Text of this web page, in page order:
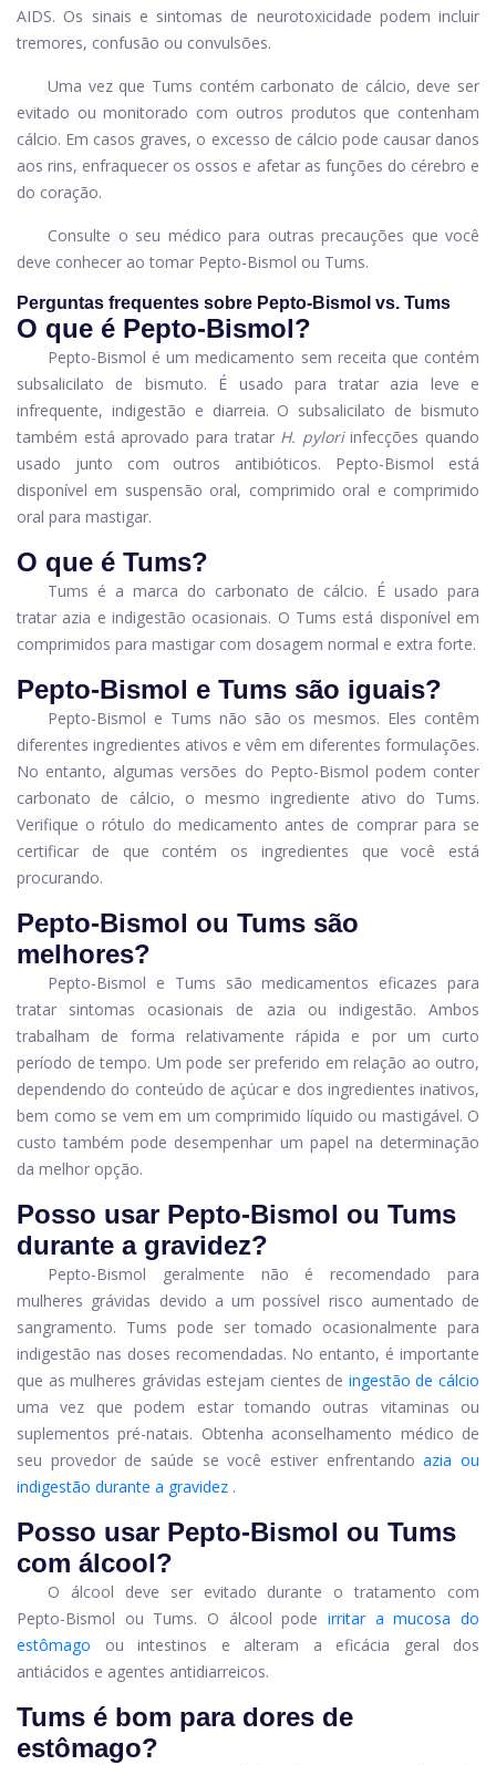
AIDS. Os sinais e sintomas de neurotoxicidade podem incluir
tremores, confusão ou convulsões.
Uma vez que Tums contém carbonato de cálcio, deve ser
evitado ou monitorado com outros produtos que contenham
cálcio. Em casos graves, o excesso de cálcio pode causar danos
aos rins, enfraquecer os ossos e afetar as funções do cérebro e
do coração.
Consulte o seu médico para outras precauções que você
deve conhecer ao tomar Pepto-Bismol ou Tums.
Perguntas frequentes sobre Pepto-Bismol vs. Tums
O que é Pepto-Bismol?
Pepto-Bismol é um medicamento sem receita que contém
subsalicilato de bismuto. É usado para tratar azia leve e
infrequente, indigestão e diarreia. O subsalicilato de bismuto
também está aprovado para tratar H. pyloriinfecções quando
usado junto com outros antibióticos. Pepto-Bismol está
disponível em suspensão oral, comprimido oral e comprimido
oral para mastigar.
O que é Tums?
Tums é a marca do carbonato de cálcio. É usado para
tratar azia e indigestão ocasionais. O Tums está disponível em
comprimidos para mastigar com dosagem normal e extra forte.
Pepto-Bismol e Tums são iguais?
Pepto-Bismol e Tums não são os mesmos. Eles contêm
diferentes ingredientes ativos e vêm em diferentes formulações.
No entanto, algumas versões do Pepto-Bismol podem conter
carbonato de cálcio, o mesmo ingrediente ativo do Tums.
Verifique o rótulo do medicamento antes de comprar para se
certificar de que contém os ingredientes que você está
procurando.
Pepto-Bismol ou Tums são
melhores?
Pepto-Bismol e Tums são medicamentos eficazes para
tratar sintomas ocasionais de azia ou indigestão. Ambos
trabalham de forma relativamente rápida e por um curto
período de tempo. Um pode ser preferido em relação ao outro,
dependendo do conteúdo de açúcar e dos ingredientes inativos,
bem como se vem em um comprimido líquido ou mastigável. O
custo também pode desempenhar um papel na determinação
da melhor opção.
Posso usar Pepto-Bismol ou Tums
durante a gravidez?
Pepto-Bismol geralmente não é recomendado para
mulheres grávidas devido a um possível risco aumentado de
sangramento. Tums pode ser tomado ocasionalmente para
indigestão nas doses recomendadas. No entanto, é importante
que as mulheres grávidas estejam cientes de ingestão de cálcio
uma vez que podem estar tomando outras vitaminas ou
suplementos pré-natais. Obtenha aconselhamento médico de
seu provedor de saúde se você estiver enfrentandoazia ou
indigestão durante a gravidez .
Posso usar Pepto-Bismol ou Tums
com álcool?
O álcool deve ser evitado durante o tratamento com
Pepto-Bismol ou Tums. O álcool pode irritar a mucosa do
estômago ou intestinos e alteram a eficácia geral dos
antiácidos e agentes antidiarreicos.
Tums é bom para dores de
estômago?